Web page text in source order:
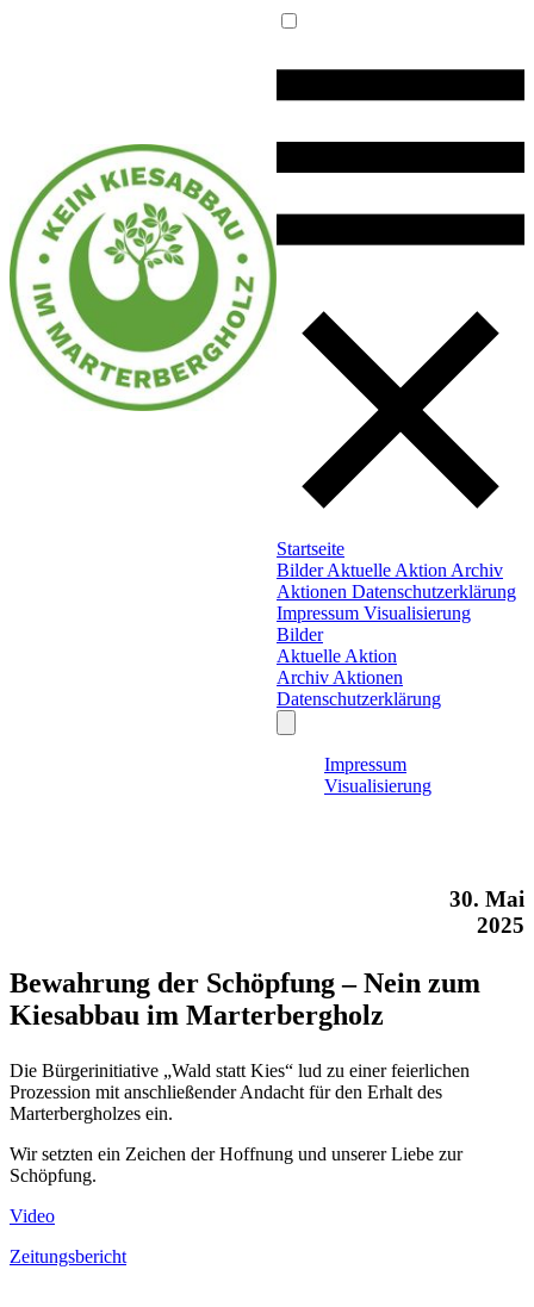
Startseite
BilderAktuelle Aktion Archiv
Aktionen Datenschutzerklärung
Impressum Visualisierung
Bilder
Aktuelle Aktion
Archiv Aktionen
Datenschutzerklärung
Impressum
Visualisierung
30. Mai
2025
Bewahrung der Schöpfung – Nein zum
Kiesabbau im Marterbergholz
Die Bürgerinitiative „Wald statt Kies“ lud zu einer feierlichen
Prozession mit anschließender Andacht für den Erhalt des
Marterbergholzes ein.
Wir setzten ein Zeichen der Hoffnung und unserer Liebe zur
Schöpfung.
Video
Zeitungsbericht